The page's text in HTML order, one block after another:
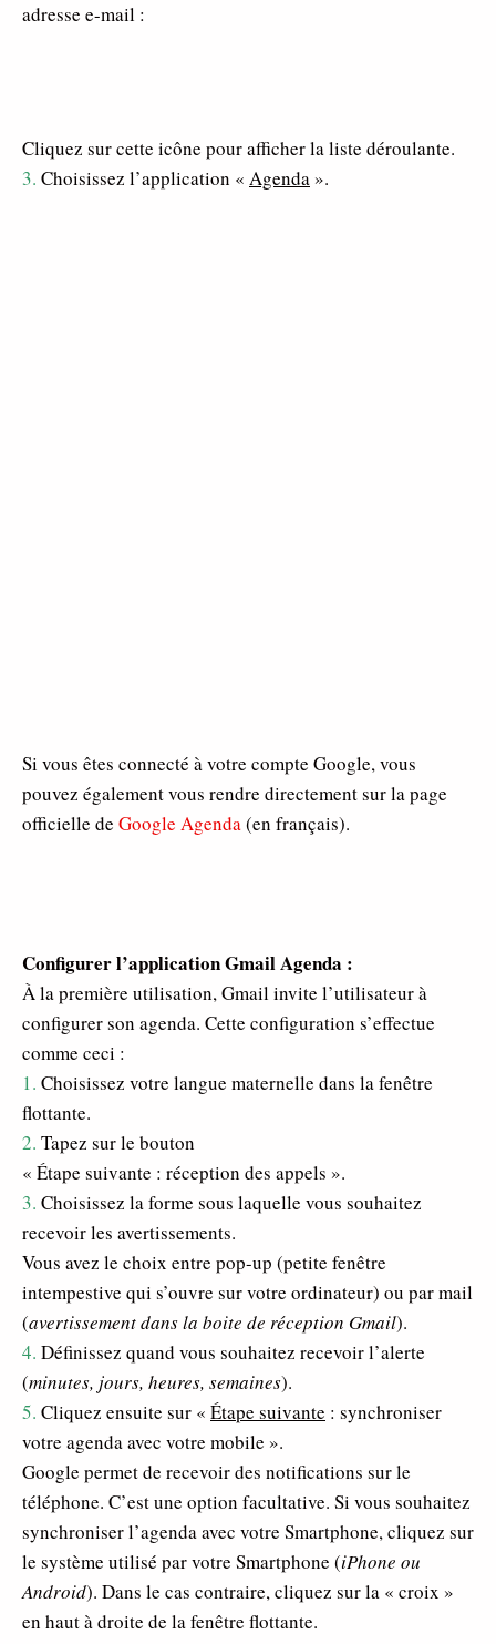
adresse e-mail :
Cliquez sur cette icône pour afficher la liste déroulante.
3. Choisissez l’application « Agenda ».
Si vous êtes connecté à votre compte Google, vous
pouvez également vous rendre directement sur la page
officielle de Google Agenda(en français).
Configurer l’application Gmail Agenda :
À la première utilisation, Gmail invite l’utilisateur à
configurer son agenda. Cette configuration s’effectue
comme ceci :
1. Choisissez votre langue maternelle dans la fenêtre
flottante.
2. Tapez sur le bouton
« Étape suivante : réception des appels ».
3. Choisissez la forme sous laquelle vous souhaitez
recevoir les avertissements.
Vous avez le choix entre pop-up (petite fenêtre
intempestive qui s’ouvre sur votre ordinateur) ou par mail
(avertissement dans la boite de réception Gmail).
4. Définissez quand vous souhaitez recevoir l’alerte
(minutes, jours, heures, semaines).
5. Cliquez ensuite sur « Étape suivante : synchroniser
votre agenda avec votre mobile ».
Google permet de recevoir des notifications sur le
téléphone. C’est une option facultative. Si vous souhaitez
synchroniser l’agenda avec votre Smartphone, cliquez sur
le système utilisé par votre Smartphone (iPhone ou
Android). Dans le cas contraire, cliquez sur la « croix »
en haut à droite de la fenêtre flottante.